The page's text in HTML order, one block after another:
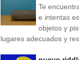
Te
e intentas
objetos y
lugares adecuados y